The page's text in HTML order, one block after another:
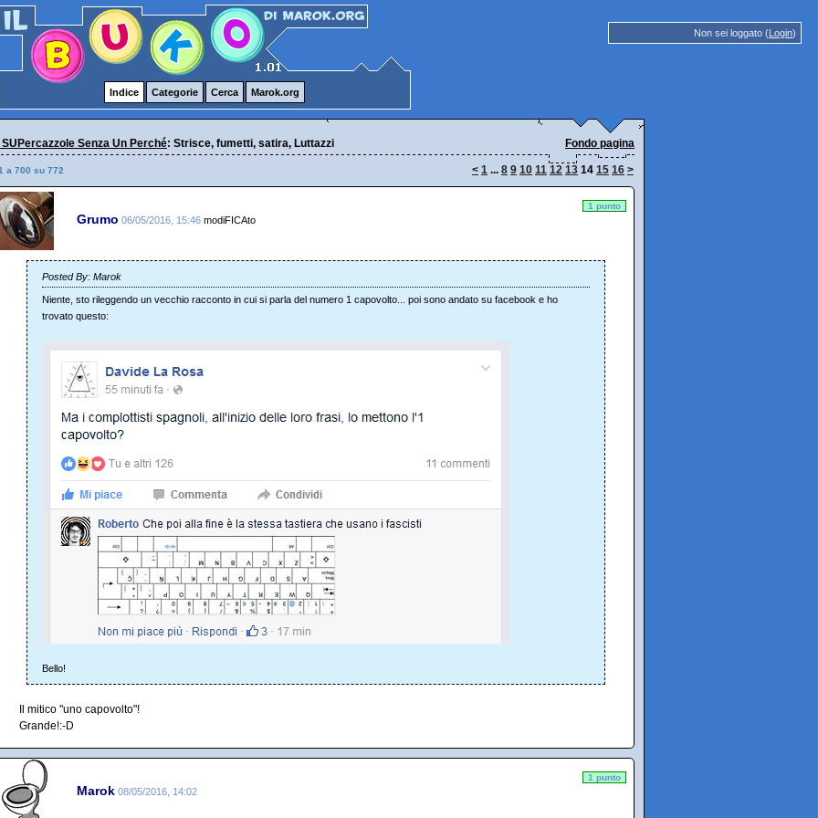
Non sei loggato (Login)
Indice Categorie Cerca Marok.org
Senza Un Perché: Strisce, fumetti, satira, Luttazzi Fondo pagina
a 700 su 772 < 1 ... 8 9 10 11 12 13 14 15 16 >
Grumo 06/05/2016, 15:46 modiFICAto
1 punto
Posted By: Marok
Niente, sto rileggendo un vecchio racconto in cui si parla del numero 1 capovolto... poi sono andato su facebook e ho
trovato questo:
Bello!
Il mitico "uno capovolto"!
Grande!:-D
Marok 08/05/2016, 14:02
1 punto